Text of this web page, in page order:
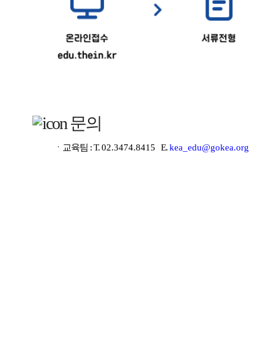
문의
ㆍ교육팀 : T.02.3474.8415 E.kea_edu@gokea.org